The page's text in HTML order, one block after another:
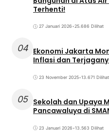
Terhenti!
27 Januari 2026•25.686 Dilihat
04 Ekonomi Jakarta
Inflasi dan
23 November 2025•13.671 Dilihat
05 Sekolah dan Upaya
Pancawaluya di
23 Januari 2026•13.563 Dilihat